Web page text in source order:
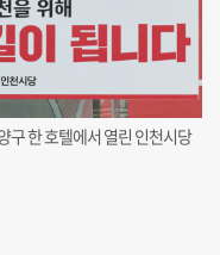
구 한 호텔에서 열린 인천시당